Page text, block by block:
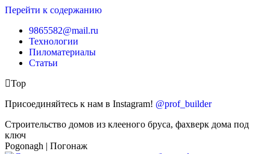
Перейти к содержанию
9865582@mail.ru
Технологии
Пиломатериалы
Статьи
Top
Присоединяйтесь к нам в Instagram! @prof_builder
Строительство домов из клееного бруса, фахверк дома под
ключ
Pogonagh | Погонаж